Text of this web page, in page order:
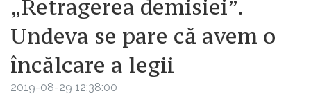
„Retragerea demisiei”.
Undeva se pare că avem o
încălcare a legii
2019-08-29 12:38:00